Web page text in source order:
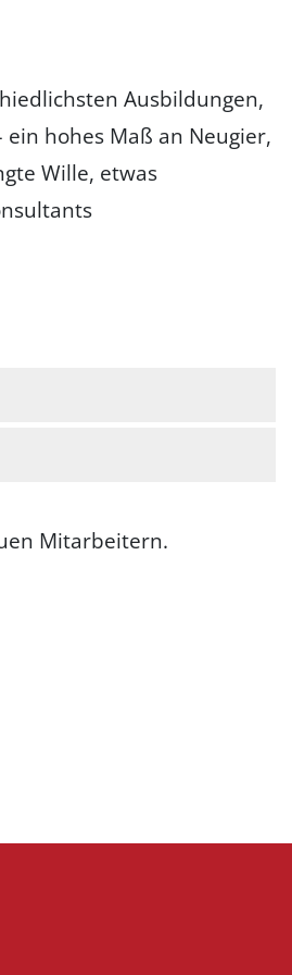
Ausbildungen,
hohes Maß an Neugier,
Wille, etwas
Mitarbeitern.